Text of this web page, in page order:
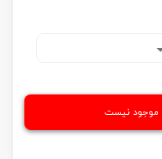
موجود نیست